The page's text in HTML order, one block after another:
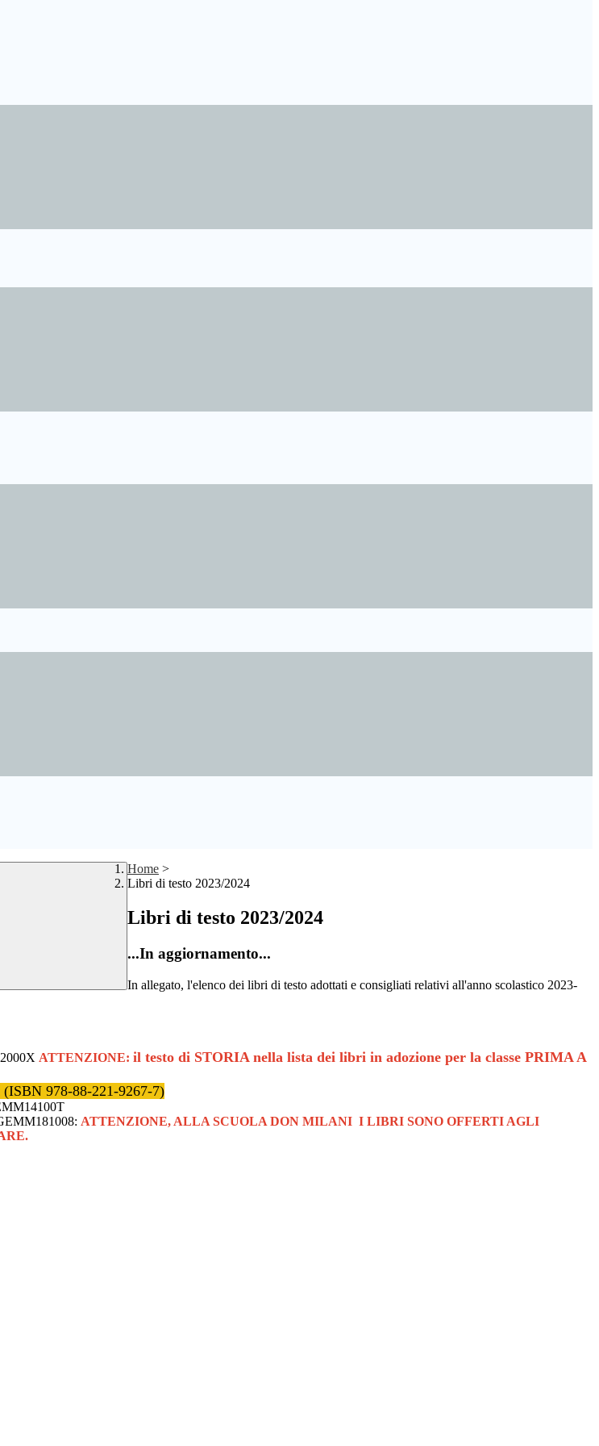
Home >
Libri di testo 2023/2024
Libri di testo 2023/2024
...In aggiornamento...
In allegato, l'elenco dei libri di testo adottati e consigliati relativi all'anno scolastico 2023-
ATTENZIONE: il testo di STORIA nella lista dei libri in adozione per la classe PRIMA A
(ISBN 978-88-221-9267-7)
ATTENZIONE, ALLA SCUOLA DON MILANI I LIBRI SONO OFFERTI AGLI